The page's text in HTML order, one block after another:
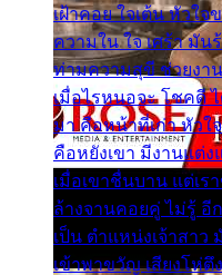
เฝ้าคอย ใจเต้น หัวใจ
ความใน ใจ เศร้า มั
ท่ามความสุขี ช่วยงา
เมื่อไรหนอจะ โชคดี
มา คือหน้าที่เก่า หัวใ
คือหยังเขา มีงานแต่ง
เมื่อเขาชื่นบาน แต่เ
ล้างจานคอยคู่ ไม่รู้ อี
เป็น ตำแหน่งเจ้าสา
เข้าพาขวัญ เสียงโห่